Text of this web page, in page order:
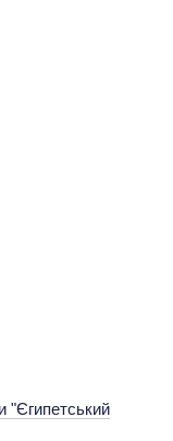
"Єгипетський